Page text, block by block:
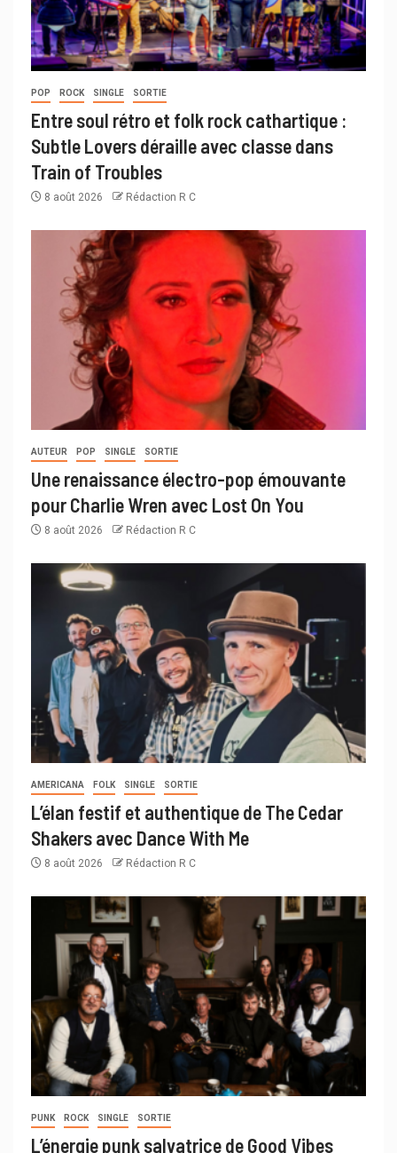
POP ROCK SINGLE SORTIE
Entre soul rétro et folk rock cathartique :
Subtle Lovers déraille avec classe dans
Train of Troubles
8 août 2026 Rédaction R C
AUTEUR POP SINGLE SORTIE
Une renaissance électro-pop émouvante
pour Charlie Wren avec Lost On You
8 août 2026 Rédaction R C
AMERICANA FOLK SINGLE SORTIE
L’élan festif et authentique de The Cedar
Shakers avec Dance With Me
8 août 2026 Rédaction R C
PUNK ROCK SINGLE SORTIE
L’énergie punk salvatrice de Good Vibes